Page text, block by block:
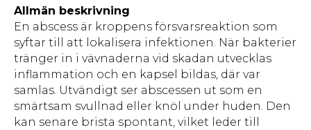
Allmän beskrivning
En abscess är kroppens försvarsreaktion som
syftar till att lokalisera infektionen. När bakterier
tränger in i vävnaderna vid skadan utvecklas
inflammation och en kapsel bildas, där var
samlas. Utvändigt ser abscessen ut som en
smärtsam svullnad eller knöl under huden. Den
kan senare brista spontant, vilket leder till